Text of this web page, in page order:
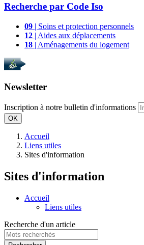
Recherche par Code Iso
09 | Soins et protection personnels
12 | Aides aux déplacements
18 | Aménagements du logement
Newsletter
Inscription à notre bulletin d'informations
OK
Accueil
Liens utiles
Sites d'information
Sites d'information
Accueil
Liens utiles
Recherche d'un article